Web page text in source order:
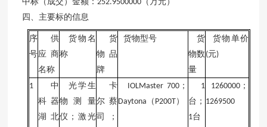
252.9500000
四、主要标的信息
序
号
供
应商
名称
货物名
称
货
物品
牌
货物型号
货
物数
量
货物单价
(元)
1
中
科器
湖北
光学生
物测量
仪；激光
卡
尔蔡
司；
IOLMaster 700；
Daytona （ P200T）
1
台；
1台
1260000；
1269500